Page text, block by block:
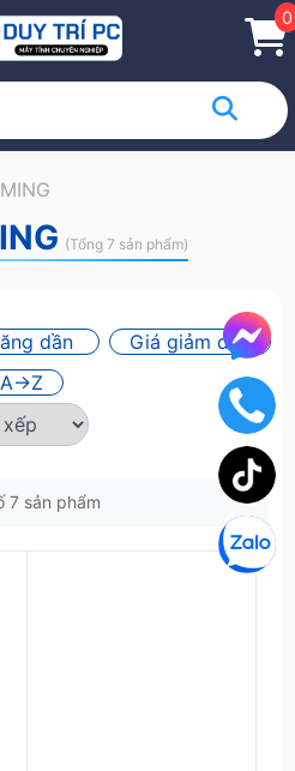
0
(Tổng 7 sản phẩm)
dần
Giá giảm dần
>Z
7 sản phẩm